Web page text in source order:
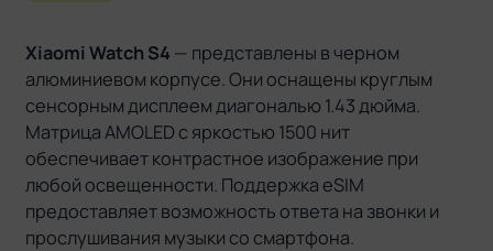
Xiaomi Watch S4 — представлены в черном
алюминиевом корпусе. Они оснащены круглым
сенсорным дисплеем диагональю 1.43 дюйма.
Матрица AMOLED с яркостью 1500 нит
обеспечивает контрастное изображение при
любой освещенности. Поддержка eSIM
предоставляет возможность ответа на звонки и
прослушивания музыки со смартфона.